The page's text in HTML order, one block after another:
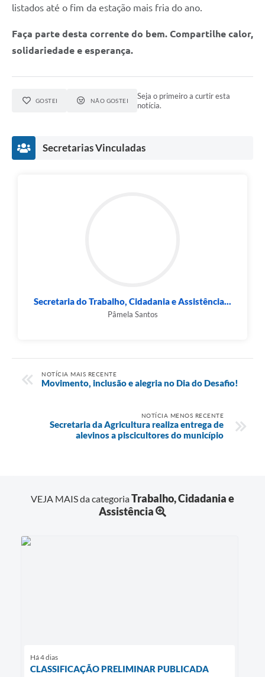
listados até o fim da estação mais fria do ano.
Faça parte desta corrente do bem. Compartilhe calor,
solidariedade e esperança.
GOSTEI NÃO GOSTEI
Seja o primeiro a curtir esta
notícia.
Secretarias Vinculadas
Secretaria do Trabalho, Cidadania e Assistência...
Pâmela Santos
NOTÍCIA MAIS RECENTE
Movimento, inclusão e alegria no Dia do Desafio!
NOTÍCIA MENOS RECENTE
Secretaria da Agricultura realiza entrega de
alevinos a piscicultores do município
VEJA MAIS da categoriaTrabalho, Cidadania e
Assistência
Há 4 dias
CLASSIFICAÇÃO PRELIMINAR PUBLICADA